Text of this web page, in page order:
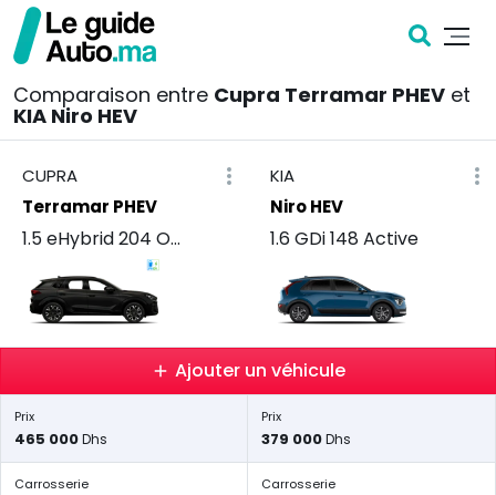
Comparaison entre Cupra Terramar PHEV et
KIA Niro HEV
CUPRA
Terramar PHEV
1.5 eHybrid 204 Ocean
KIA
Niro HEV
1.6 GDi 148 Active
Ajouter un véhicule
Prix
465 000Dhs
Prix
379 000Dhs
Carrosserie Carrosserie